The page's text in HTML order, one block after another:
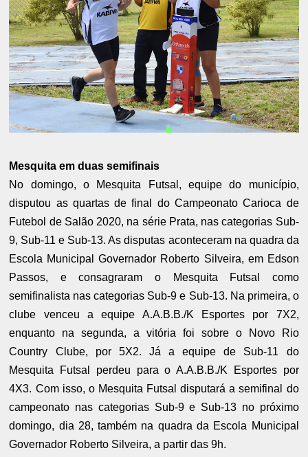
Mesquita em duas semifinais
No domingo, o Mesquita Futsal, equipe do município,
disputou as quartas de final do Campeonato Carioca de
Futebol de Salão 2020, na série Prata, nas categorias Sub-
9, Sub-11 e Sub-13. As disputas aconteceram na quadra da
Escola Municipal Governador Roberto Silveira, em Edson
Passos, e consagraram o Mesquita Futsal como
semifinalista nas categorias Sub-9 e Sub-13. Na primeira, o
clube venceu a equipe A.A.B.B./K Esportes por 7X2,
enquanto na segunda, a vitória foi sobre o Novo Rio
Country Clube, por 5X2. Já a equipe de Sub-11 do
Mesquita Futsal perdeu para o A.A.B.B./K Esportes por
4X3. Com isso, o Mesquita Futsal disputará a semifinal do
campeonato nas categorias Sub-9 e Sub-13 no próximo
domingo, dia 28, também na quadra da Escola Municipal
Governador Roberto Silveira, a partir das 9h.